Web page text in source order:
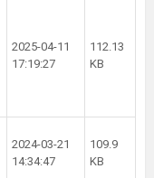
2025-04-11
17:19:27
112.13
KB
2024-03-21
14:34:47
109.9
KB